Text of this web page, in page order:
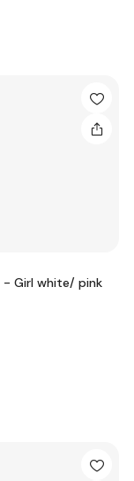
- Girl white/ pink